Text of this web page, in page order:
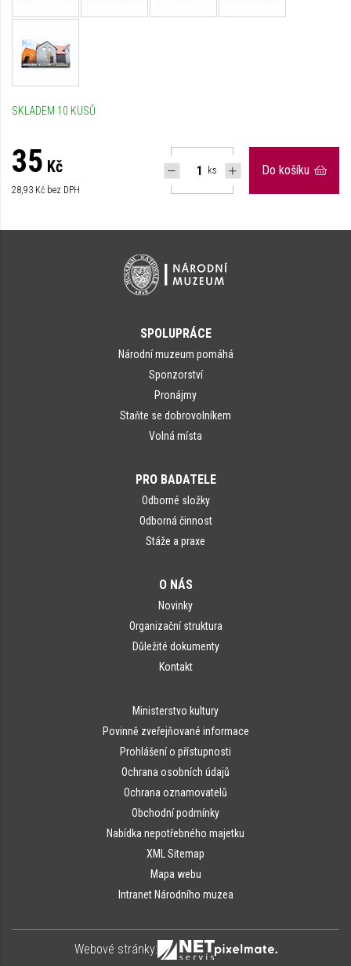
SKLADEM 10 KUSŮ
35 Kč
28,93 Kč bez DPH
ks Do košíku
SPOLUPRÁCE
Národní muzeum pomáhá
Sponzorství
Pronájmy
Staňte se dobrovolníkem
Volná místa
PRO BADATELE
Odborné složky
Odborná činnost
Stáže a praxe
O NÁS
Novinky
Organizační struktura
Důležité dokumenty
Kontakt
Ministerstvo kultury
Povinně zveřejňované informace
Prohlášení o přístupnosti
Ochrana osobních údajů
Ochrana oznamovatelů
Obchodní podmínky
Nabídka nepotřebného majetku
XML Sitemap
Mapa webu
Intranet Národního muzea
Webové stránky: